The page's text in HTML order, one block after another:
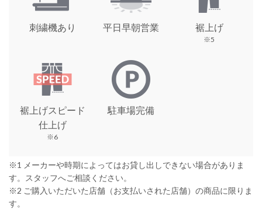
刺繍機あり 平日早朝営業 裾上げ
※5
裾上げスピード
仕上げ
※6
駐車場完備
※1 メーカーや時期によってはお貸し出しできない場合がありま
す。スタッフへご相談ください。
※2 ご購入いただいた店舗（お支払いされた店舗）の商品に限りま
す。